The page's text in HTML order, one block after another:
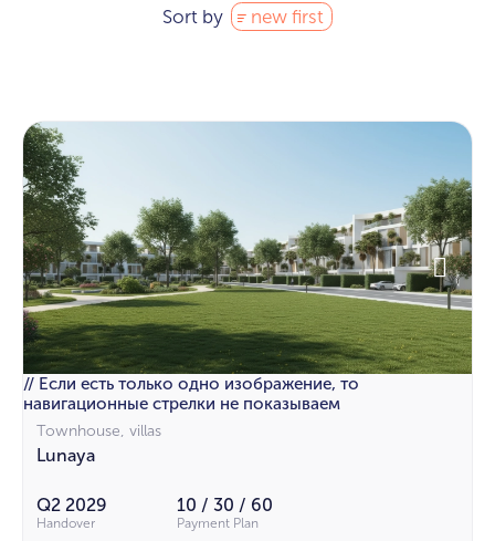
Sort by new first
// Если есть только одно изображение, то
навигационные стрелки не показываем
Townhouse, villas
Lunaya
Q2 2029
Handover
10 / 30 / 60
Payment Plan